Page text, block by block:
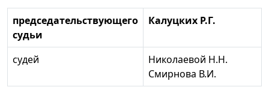
председательствующего
судьи
Калуцких Р.Г.
cудей
Николаевой Н.Н.
Смирнова В.И.